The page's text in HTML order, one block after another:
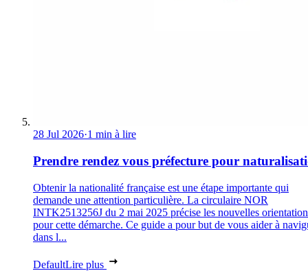
28 Jul 2026·1 min à lire
Prendre rendez vous préfecture pour
Obtenir la nationalité française est une étape importante qui
demande une attention particulière. La circulaire NOR
INTK2513256J du 2 mai 2025 précise les nouvelles
pour cette démarche. Ce guide a pour but de vous aider à
dans l...
DefaultLire plus